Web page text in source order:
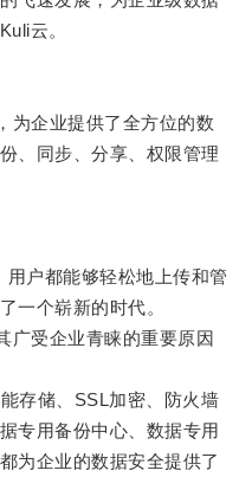
云。
企业提供了全方位的数
、同步、分享、权限管理
户都能够轻松地上传和管
一个崭新的时代。
受企业青睐的重要原因
存储、SSL加密、防火墙
专用备份中心、数据专用
为企业的数据安全提供了